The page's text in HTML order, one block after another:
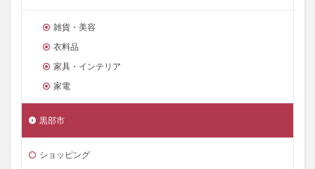
雑貨・美容
衣料品
家具・インテリア
家電
黒部市
ショッピング